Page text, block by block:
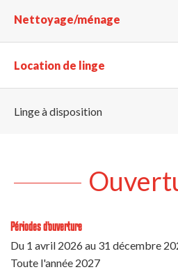
Nettoyage/ménage
Location de linge
Linge à disposition
Périodes d'ouverture
Du 1 avril 2026au 31 décembre
Toute l'année 2027